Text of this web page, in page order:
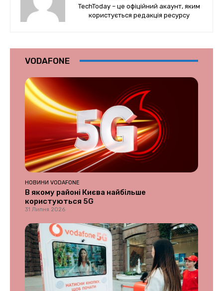
TechToday – це офіційний акаунт, яким
користується редакція ресурсу
VODAFONE
НОВИНИ VODAFONE
В якому районі Києва найбільше
користуються 5G
31 Липня 2026